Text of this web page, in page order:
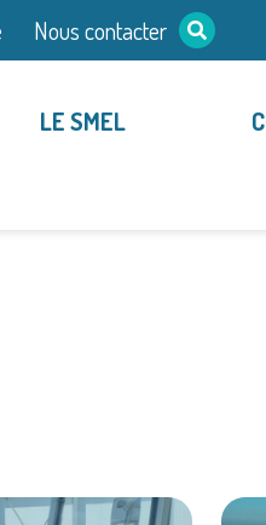
Nous contacter
LE SMEL